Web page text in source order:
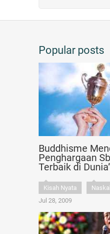
Popular posts
Buddhisme
Penghargaan
Terbaik di
Kisah Nyata
Jul 28, 2009